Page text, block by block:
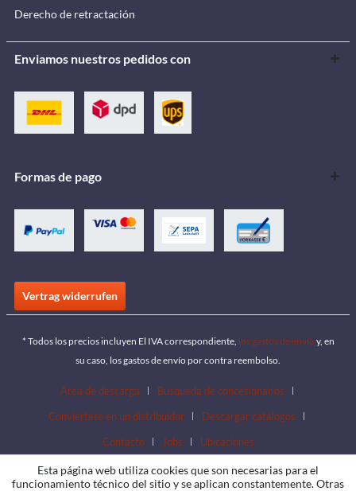
Derecho de retractación
Enviamos nuestros pedidos con
Formas de pago
Vertrag widerrufen
* Todos los precios incluyen El IVA correspondiente, los gastos de envío y, en
su caso, los gastos de envío por contra reembolso.
Área de descarga
Búsqueda de concesionarios
Conviértete en un distribuidor
Descargar catálogos
Contacto
Jobs Ubicaciones
Esta página web utiliza cookies que son necesarias para el
funcionamiento técnico del sitio y se aplican constantemente. Otras